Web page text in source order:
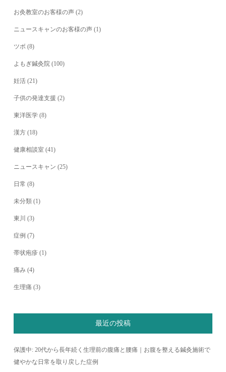
お灸教室のお客様の声 (2)
ニュースキャンのお客様の声 (1)
ツボ (8)
よもぎ鍼灸院 (100)
妊活 (21)
子供の発達支援 (2)
東洋医学 (8)
漢方 (18)
健康相談室 (41)
ニュースキャン (25)
日常 (8)
未分類 (1)
東川 (3)
症例 (7)
帯状疱疹 (1)
痛み (4)
生理痛 (3)
最近の投稿
保護中: 20代から長年続く生理前の腹痛と腰痛｜お腹を整える鍼灸施術で
健やかな日常を取り戻した症例